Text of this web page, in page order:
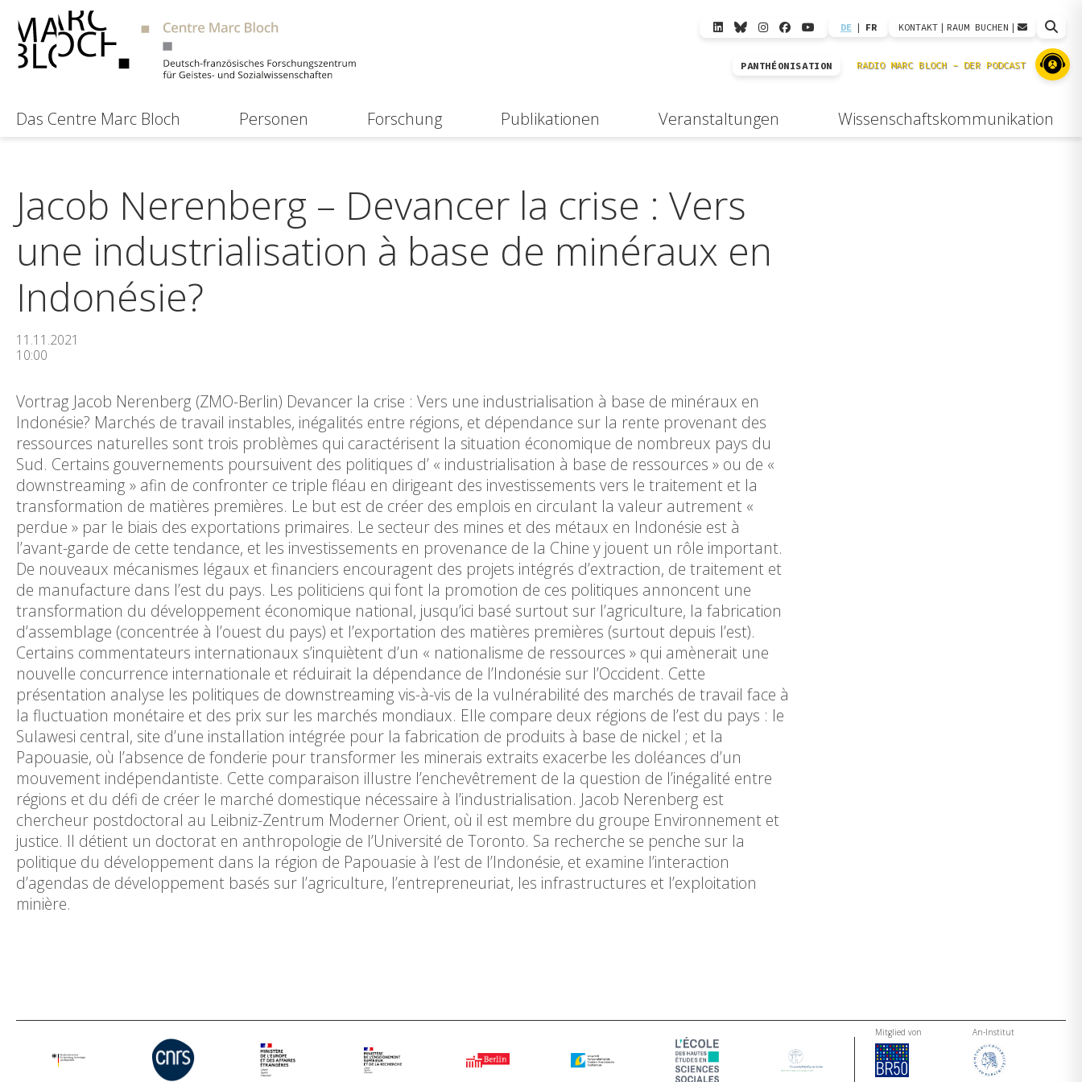
DE | FR KONTAKT | RAUM BUCHEN |
PANTHÉONISATION
Das Centre Marc Bloch Personen Forschung Publikationen Veranstaltungen Wissenschaftskommunikation
Jacob Nerenberg – Devancer la crise : Vers
une industrialisation à base de minéraux en
Indonésie?
11.11.2021
10:00
Vortrag Jacob Nerenberg (ZMO-Berlin) Devancer la crise : Vers une industrialisation à base de minéraux en
Indonésie? Marchés de travail instables, inégalités entre régions, et dépendance sur la rente provenant des
ressources naturelles sont trois problèmes qui caractérisent la situation économique de nombreux pays du
Sud. Certains gouvernements poursuivent des politiques d’ « industrialisation à base de ressources » ou de «
downstreaming » afin de confronter ce triple fléau en dirigeant des investissements vers le traitement et la
transformation de matières premières. Le but est de créer des emplois en circulant la valeur autrement «
perdue » par le biais des exportations primaires. Le secteur des mines et des métaux en Indonésie est à
l’avant-garde de cette tendance, et les investissements en provenance de la Chine y jouent un rôle important.
De nouveaux mécanismes légaux et financiers encouragent des projets intégrés d’extraction, de traitement et
de manufacture dans l’est du pays. Les politiciens qui font la promotion de ces politiques annoncent une
transformation du développement économique national, jusqu’ici basé surtout sur l’agriculture, la fabrication
d’assemblage (concentrée à l’ouest du pays) et l’exportation des matières premières (surtout depuis l’est).
Certains commentateurs internationaux s’inquiètent d’un « nationalisme de ressources » qui amènerait une
nouvelle concurrence internationale et réduirait la dépendance de l’Indonésie sur l’Occident. Cette
présentation analyse les politiques de downstreaming vis-à-vis de la vulnérabilité des marchés de travail face à
la fluctuation monétaire et des prix sur les marchés mondiaux. Elle compare deux régions de l’est du pays : le
Sulawesi central, site d’une installation intégrée pour la fabrication de produits à base de nickel ; et la
Papouasie, où l’absence de fonderie pour transformer les minerais extraits exacerbe les doléances d’un
mouvement indépendantiste. Cette comparaison illustre l’enchevêtrement de la question de l’inégalité entre
régions et du défi de créer le marché domestique nécessaire à l’industrialisation. Jacob Nerenberg est
chercheur postdoctoral au Leibniz-Zentrum Moderner Orient, où il est membre du groupe Environnement et
justice. Il détient un doctorat en anthropologie de l’Université de Toronto. Sa recherche se penche sur la
politique du développement dans la région de Papouasie à l’est de l’Indonésie, et examine l’interaction
d’agendas de développement basés sur l’agriculture, l’entrepreneuriat, les infrastructures et l’exploitation
minière.
Mitglied von An-Institut